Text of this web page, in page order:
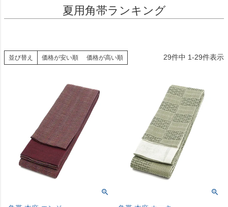
夏用角帯ランキング
並び替え 価格が安い順 価格が高い順 29件中 1-29件表示